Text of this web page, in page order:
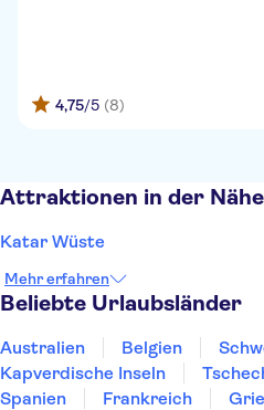
4,75/5 (8)
Attraktionen in der Nähe
Katar Wüste
Mehr erfahren
Beliebte Urlaubsländer
Australien Belgien
Kapverdische Inseln
Spanien
Frankreich